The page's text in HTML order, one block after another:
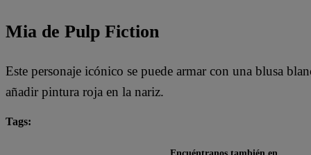
Mia de Pulp Fiction
Este personaje icónico se puede armar con una blusa
añadir pintura roja en la nariz.
Tags: